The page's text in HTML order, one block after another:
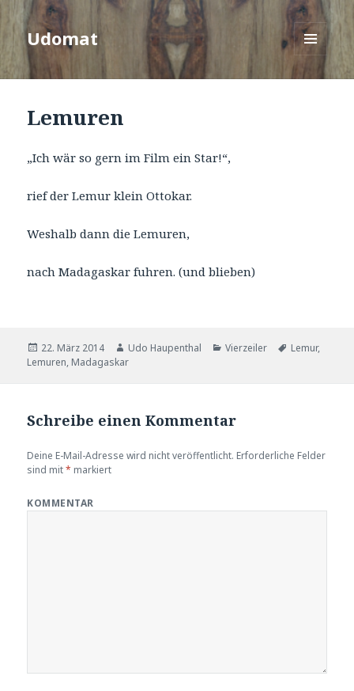
Udomat
MENÜ
UND
Lemuren
„Ich wär so gern im Film ein Star!“,
rief der Lemur klein Ottokar.
Weshalb dann die Lemuren,
nach Madagaskar fuhren. (und blieben)
Veröffentlicht
am
22. März 2014 Autor
Udo Haupenthal Kategorien
Vierzeiler Tags
Lemur,
Lemuren, Madagaskar
Schreibe einen Kommentar
Deine E-Mail-Adresse wird nicht veröffentlicht. Erforderliche Felder
sind mit* markiert
KOMMENTAR